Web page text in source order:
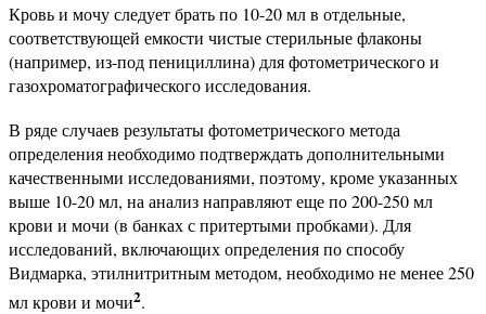
Кровь и мочу следует брать по 10-20 мл в отдельные,
соответствующей емкости чистые стерильные флаконы
(например, из-под пенициллина) для фотометрического и
газохроматографического исследования.
В ряде случаев результаты фотометрического метода
определения необходимо подтверждать дополнительными
качественными исследованиями, поэтому, кроме указанных
выше 10-20 мл, на анализ направляют еще по 200-250 мл
крови и мочи (в банках с притертыми пробками). Для
исследований, включающих определения по способу
Видмарка, этилнитритным методом, необходимо не менее 250
мл крови и мочи2.